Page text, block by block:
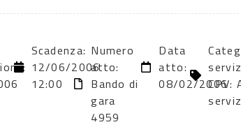
Scadenza:
12/06/2006
12:00
Numero
atto:
Bando di
gara
4959
Data
atto:
08/02/2006
CPV: